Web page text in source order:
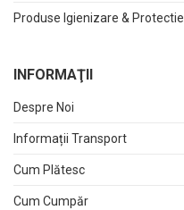
Produse Igienizare & Protectie
INFORMAŢII
Despre Noi
Informații Transport
Cum Plătesc
Cum Cumpăr